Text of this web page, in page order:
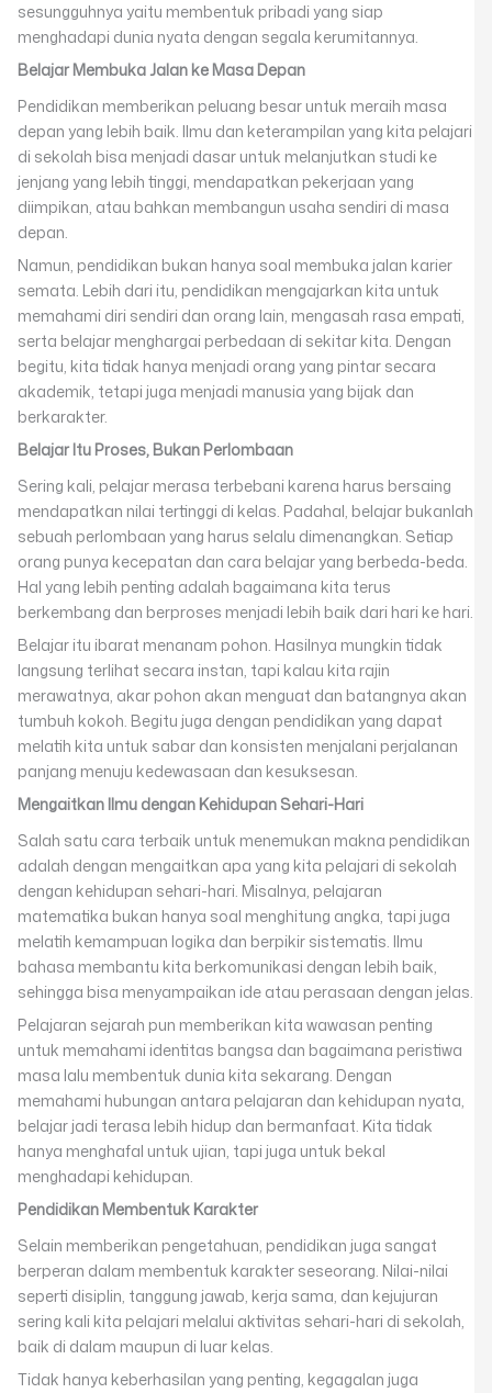
sesungguhnya yaitu membentuk pribadi yang siap
menghadapi dunia nyata dengan segala kerumitannya.
Belajar Membuka Jalan ke Masa Depan
Pendidikan memberikan peluang besar untuk meraih masa
depan yang lebih baik. Ilmu dan keterampilan yang kita pelajari
di sekolah bisa menjadi dasar untuk melanjutkan studi ke
jenjang yang lebih tinggi, mendapatkan pekerjaan yang
diimpikan, atau bahkan membangun usaha sendiri di masa
depan.
Namun, pendidikan bukan hanya soal membuka jalan karier
semata. Lebih dari itu, pendidikan mengajarkan kita untuk
memahami diri sendiri dan orang lain, mengasah rasa empati,
serta belajar menghargai perbedaan di sekitar kita. Dengan
begitu, kita tidak hanya menjadi orang yang pintar secara
akademik, tetapi juga menjadi manusia yang bijak dan
berkarakter.
Belajar Itu Proses, Bukan Perlombaan
Sering kali, pelajar merasa terbebani karena harus bersaing
mendapatkan nilai tertinggi di kelas. Padahal, belajar bukanlah
sebuah perlombaan yang harus selalu dimenangkan. Setiap
orang punya kecepatan dan cara belajar yang berbeda-beda.
Hal yang lebih penting adalah bagaimana kita terus
berkembang dan berproses menjadi lebih baik dari hari ke hari.
Belajar itu ibarat menanam pohon. Hasilnya mungkin tidak
langsung terlihat secara instan, tapi kalau kita rajin
merawatnya, akar pohon akan menguat dan batangnya akan
tumbuh kokoh. Begitu juga dengan pendidikan yang dapat
melatih kita untuk sabar dan konsisten menjalani perjalanan
panjang menuju kedewasaan dan kesuksesan.
Mengaitkan Ilmu dengan Kehidupan Sehari-Hari
Salah satu cara terbaik untuk menemukan makna pendidikan
adalah dengan mengaitkan apa yang kita pelajari di sekolah
dengan kehidupan sehari-hari. Misalnya, pelajaran
matematika bukan hanya soal menghitung angka, tapi juga
melatih kemampuan logika dan berpikir sistematis. Ilmu
bahasa membantu kita berkomunikasi dengan lebih baik,
sehingga bisa menyampaikan ide atau perasaan dengan jelas.
Pelajaran sejarah pun memberikan kita wawasan penting
untuk memahami identitas bangsa dan bagaimana peristiwa
masa lalu membentuk dunia kita sekarang. Dengan
memahami hubungan antara pelajaran dan kehidupan nyata,
belajar jadi terasa lebih hidup dan bermanfaat. Kita tidak
hanya menghafal untuk ujian, tapi juga untuk bekal
menghadapi kehidupan.
Pendidikan Membentuk Karakter
Selain memberikan pengetahuan, pendidikan juga sangat
berperan dalam membentuk karakter seseorang. Nilai-nilai
seperti disiplin, tanggung jawab, kerja sama, dan kejujuran
sering kali kita pelajari melalui aktivitas sehari-hari di sekolah,
baik di dalam maupun di luar kelas.
Tidak hanya keberhasilan yang penting, kegagalan juga